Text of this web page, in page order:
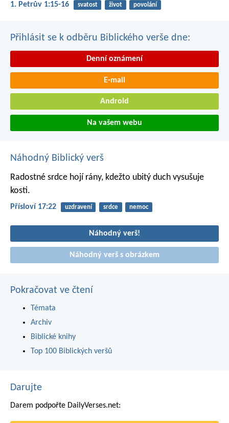
1. Petrův 1:15-16 svatost život povolání
Přihlásit se k odběru Biblického verše dne:
Denní oznámení
E-mail
Android
Na vašem webu
Náhodný Biblický verš
Radostné srdce hojí rány, kdežto ubitý duch vysušuje
kosti.
Přísloví 17:22 uzdravení srdce nemoc
Náhodný verš!
Náhodný verš s obrázkem
Pokračovat ve čtení
Témata
Archiv
Biblické knihy
Top 100 Biblických veršů
Darujte
Darem podpořte DailyVerses.net: